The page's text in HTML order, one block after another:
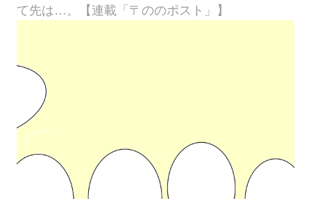
て先は…。【連載「〒ののポスト」】